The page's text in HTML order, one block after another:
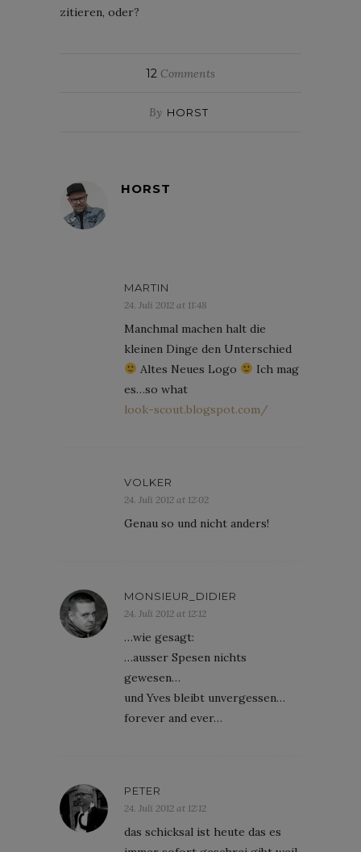
zitieren, oder?
12 Comments
By HORST
HORST
MARTIN
24. Juli 2012 at 11:48
Manchmal machen halt die
kleinen Dinge den Unterschied
Altes Neues Logo
Ich mag
es…so what
look-scout.blogspot.com/
VOLKER
24. Juli 2012 at 12:02
Genau so und nicht anders!
MONSIEUR_DIDIER
24. Juli 2012 at 12:12
…wie gesagt:
…ausser Spesen nichts
gewesen…
und Yves bleibt unvergessen…
forever and ever…
PETER
24. Juli 2012 at 12:12
das schicksal ist heute das es